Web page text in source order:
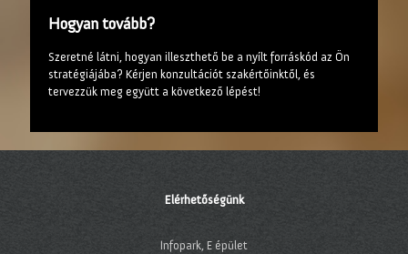
Hogyan tovább?
Szeretné látni, hogyan illeszthető be a nyílt forráskód az Ön
stratégiájába? Kérjen konzultációt szakértőinktől, és
tervezzük meg együtt a következő lépést!
Elérhetőségünk
Infopark, E épület